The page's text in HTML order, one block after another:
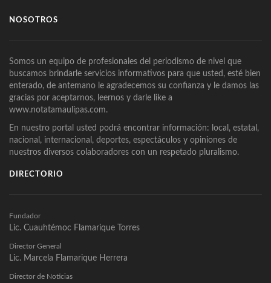
NOSOTROS
Somos un equipo de profesionales del periodismo de nivel que
buscamos brindarle servicios informativos para que usted, esté bien
enterado, de antemano le agradecemos su confianza y le damos las
gracias por aceptarnos, leernos y darle like a
www.notatamaulipas.com.
En nuestro portal usted podrá encontrar información: local, estatal,
nacional, internacional, deportes, espectáculos y opiniones de
nuestros diversos colaboradores con un respetado pluralismo.
DIRECTORIO
Fundador
Lic. Cuauhtémoc Flamarique Torres
Director General
Lic. Marcela Flamarique Herrera
Director de Noticias